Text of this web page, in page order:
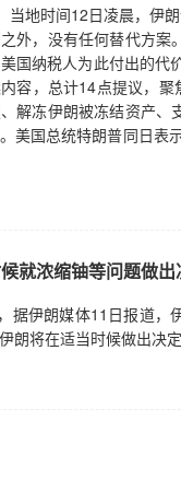
未来在青年，活力在
指出55年前，中美开
顾了两国人民交往历
主席提出“5年邀请5万
国青少年来华参访、
造中美关系的未来。
明中美两个伟大的国家
美民间友好故事。五
志不渝的历史使命。
分。我们希望美方恪
”和台海和平水火不容。
当地时间12日凌晨，伊
外，没有任何替代方
国纳税人为此付出的
容，总计14点提议，
解冻伊朗被冻结资产
美国总统特朗普同日表
就浓缩铀等问题做出
据伊朗媒体11日报道，
朗将在适当时候做出决